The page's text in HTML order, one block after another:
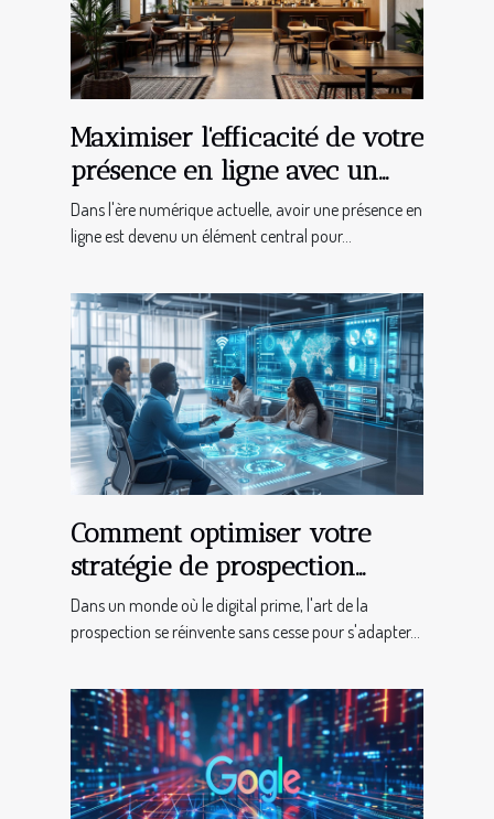
Maximiser l'efficacité de votre
présence en ligne avec un
site web sur-mesure
Dans l'ère numérique actuelle, avoir une présence en
ligne est devenu un élément central pour...
Comment optimiser votre
stratégie de prospection
digitale pour maximiser les
ventes
Dans un monde où le digital prime, l'art de la
prospection se réinvente sans cesse pour s'adapter...